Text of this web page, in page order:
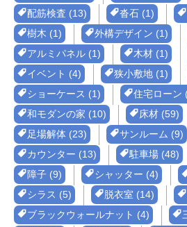
配筋検査 (13)
沓石 (1)
樹木 (1)
外構デザイン (1)
アルミパネル (1)
木材 (1)
イベント (4)
狭小敷地 (1)
ショーケース (1)
住宅ローン
和モダンの家 (10)
床材 (59)
足場解体 (23)
サンルーム (9)
カウンター (13)
駐車場 (48)
障子 (9)
シャッター (4)
シラス (5)
脱衣室 (14)
ブラックウォールナット (4)